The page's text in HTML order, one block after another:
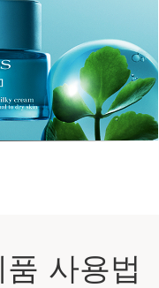
어까지 한 번에, 원-스
사용법